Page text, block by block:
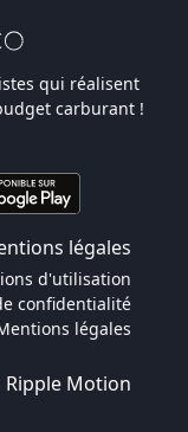
qui réalisent
carburant !
légales
d'utilisation
confidentialité
légales
Ripple Motion